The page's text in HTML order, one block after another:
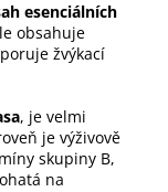
esenciálních
obsahuje
žvýkací
, je velmi
je výživově
skupiny B,
na